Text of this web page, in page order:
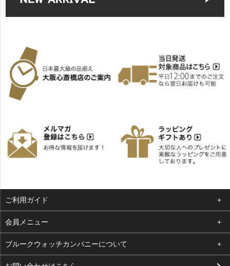
ご利用ガイド
よくある質問
支払い・送料
会員メニュー
ログイン
ブルークウォッチカンパニーについて